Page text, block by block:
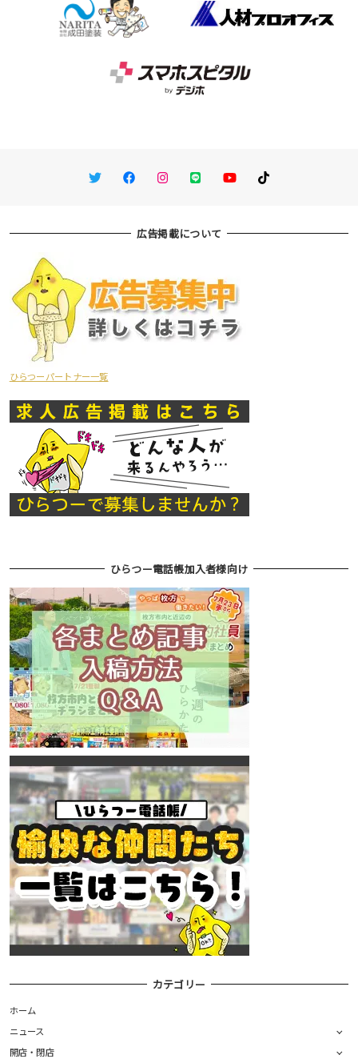
TwitterFacebookInstagram
LINE You TubeTikTok
広告掲載について
ひらつーパートナー一覧
ひらつー電話帳加入者様向け
カテゴリー
ホーム
ニュース
開店・閉店